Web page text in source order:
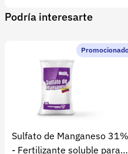
Podría interesarte
Sulfato de Manganeso 31%
- Fertilizante soluble para